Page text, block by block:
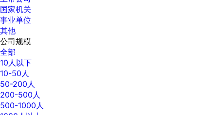
国家机关
事业单位
其他
公司规模
全部
10人以下
10-50人
50-200人
200-500人
500-1000人